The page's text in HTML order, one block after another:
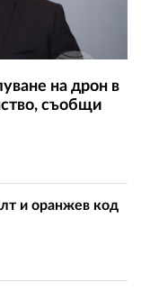
на дрон в
съобщи
и оранжев код